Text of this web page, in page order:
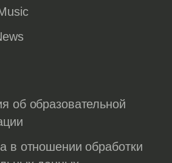
об образовательной
в отношении обработки